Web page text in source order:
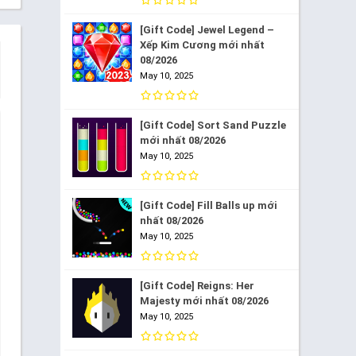
[Gift Code] Jewel Legend –
Xếp Kim Cương mới nhất
08/2026
May 10, 2025
[Gift Code] Sort Sand Puzzle
mới nhất 08/2026
May 10, 2025
[Gift Code] Fill Balls up mới
nhất 08/2026
May 10, 2025
[Gift Code] Reigns: Her
Majesty mới nhất 08/2026
May 10, 2025